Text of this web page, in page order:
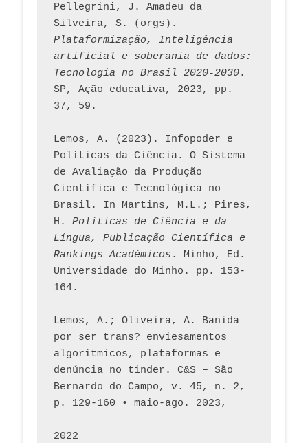
Pellegrini, J. Amadeu da
Plataformização, Inteligência
artificial e soberania de dados:
Tecnologia no Brasil 2020-2030.
SP, Ação educativa, 2023, pp.
37, 59.
Lemos, A. (2023). Infopoder e
Políticas da Ciência. O Sistema
de Avaliação da Produção
Científica e Tecnológica no
Brasil. In Martins, M.L.; Pires,
H. Políticas de Ciência e da
Língua, Publicação Científica e
Rankings Académicos . Minho, Ed.
Universidade do Minho. pp. 153-
164.
Lemos, A.; Oliveira, A. Banida
por ser trans? enviesamentos
algorítmicos, plataformas e
denúncia no tinder. C&S – São
Bernardo do Campo, v. 45, n. 2,
p. 129-160 • maio-ago. 2023,
2022